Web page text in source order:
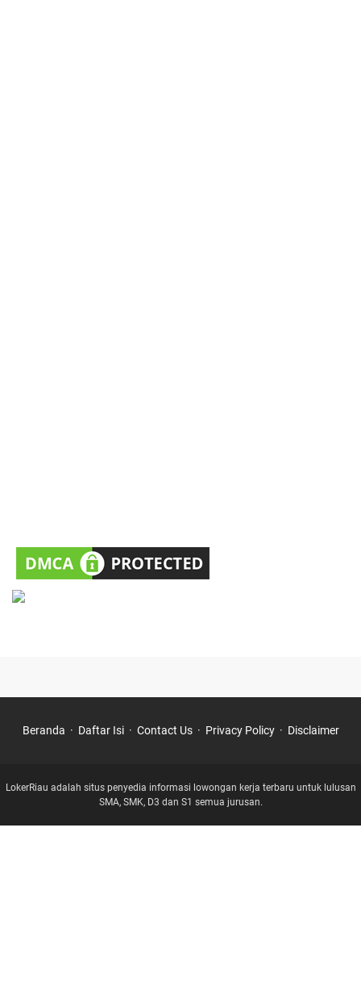
Beranda Daftar Isi Contact Us Privacy Policy Disclaimer
LokerRiau adalah situs penyedia informasi lowongan kerja terbaru untuk lulusan
SMA, SMK, D3 dan S1 semua jurusan.